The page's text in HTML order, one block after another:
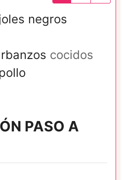
negros
cocidos
PASO A